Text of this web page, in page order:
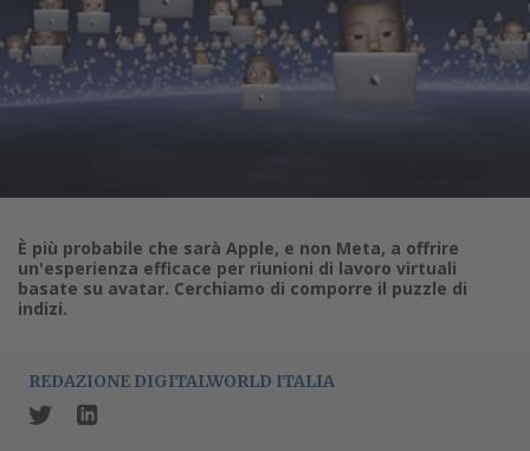
È più probabile che sarà Apple, e non Meta, a offrire
un'esperienza efficace per riunioni di lavoro virtuali
basate su avatar. Cerchiamo di comporre il puzzle di
indizi.
REDAZIONE DIGITALWORLD ITALIA